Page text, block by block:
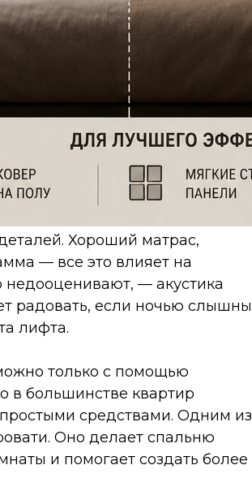
Хороший матрас,
— все это влияет на
недооценивают, — акустика
радовать, если ночью слышны
лифта.
только с помощью
в большинстве квартир
средствами. Одним из
Оно делает спальню
и помогает создать более